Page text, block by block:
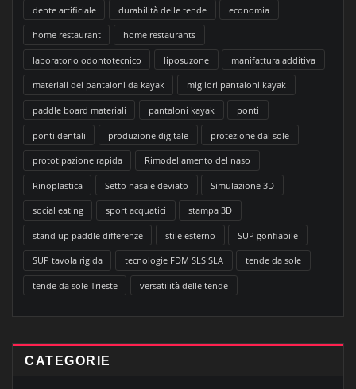
dente artificiale durabilità delle tende economia
home restaurant home restaurants
laboratorio odontotecnico liposuzone manifattura additiva
materiali dei pantaloni da kayak migliori pantaloni kayak
paddle board materiali pantaloni kayak ponti
ponti dentali produzione digitale protezione dal sole
prototipazione rapida Rimodellamento del naso
Rinoplastica Setto nasale deviato Simulazione 3D
social eating sport acquatici stampa 3D
stand up paddle differenze stile esterno SUP gonfiabile
SUP tavola rigida tecnologie FDM SLS SLA tende da sole
tende da sole Trieste versatilità delle tende
CATEGORIE